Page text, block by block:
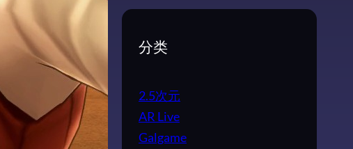
分类
2.5次元
AR Live
Galgame